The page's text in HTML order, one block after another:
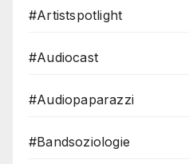
#Artistspotlight
#Audiocast
#Audiopaparazzi
#Bandsoziologie